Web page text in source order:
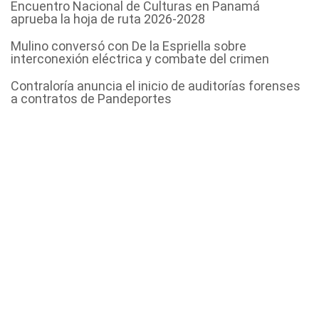
Encuentro Nacional de Culturas en Panamá
aprueba la hoja de ruta 2026-2028
Mulino conversó con De la Espriella sobre
interconexión eléctrica y combate del crimen
Contraloría anuncia el inicio de auditorías forenses
a contratos de Pandeportes